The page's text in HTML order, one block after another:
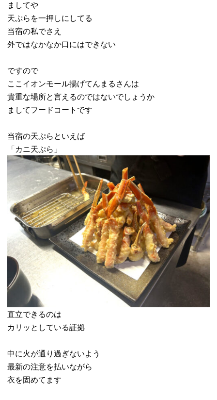
ましてや
天ぷらを一押しにしてる
当宿の私でさえ
外ではなかなか口にはできない
ですので
ここイオンモール揚げてんまるさんは
貴重な場所と言えるのではないでしょうか
ましてフードコートです
当宿の天ぷらといえば
「カニ天ぷら」
直立できるのは
カリッとしている証拠
中に火が通り過ぎないよう
最新の注意を払いながら
衣を固めてます